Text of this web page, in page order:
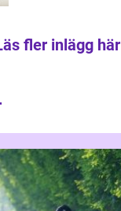
fler inlägg här